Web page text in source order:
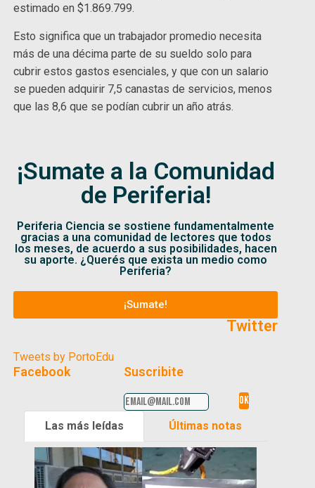
estimado en $1.869.799.
Esto significa que un trabajador promedio necesita
más de una décima parte de su sueldo solo para
cubrir estos gastos esenciales, y que con un salario
se pueden adquirir 7,5 canastas de servicios, menos
que las 8,6 que se podían cubrir un año atrás.
¡Sumate a la Comunidad
de Periferia!
Periferia Ciencia se sostiene fundamentalmente
gracias a una comunidad de lectores que todos
los meses, de acuerdo a sus posibilidades, hacen
su aporte. ¿Querés que exista un medio como
Periferia?
¡Sumate!
Twitter
Tweets by PortoEdu
Facebook Suscribite
Las más leídas Últimas notas